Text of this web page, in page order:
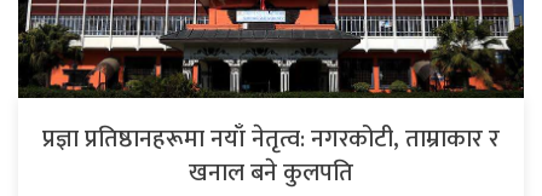
प्रज्ञा प्रतिष्ठानहरूमा नयाँ नेतृत्व: नगरकोटी, ताम्राकार र
खनाल बने कुलपति